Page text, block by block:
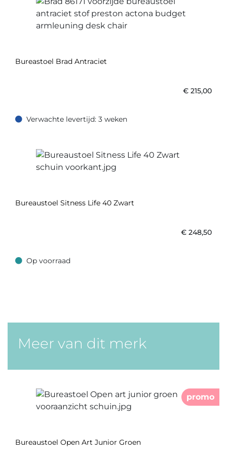
Bureastoel Brad Antraciet
€ 215,00
Verwachte levertijd: 3 weken
Verwachte levertijd: 3 weken
Bureaustoel Sitness Life 40 Zwart
€ 248,50
Op voorraad
Op voorraad
Meer van dit merk
promo
Bureaustoel Open Art Junior Groen